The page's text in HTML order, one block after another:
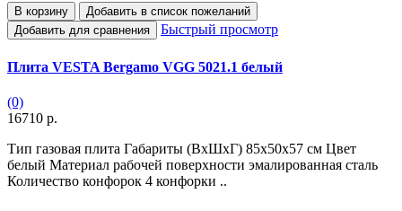
В корзину
Добавить в список пожеланий
Добавить для сравнения
Быстрый просмотр
Плита VESTA Bergamo VGG 5021.1 белый
(0)
16710 р.
Тип газовая плита Габариты (ВхШхГ) 85х50х57 см Цвет
белый Материал рабочей поверхности эмалированная сталь
Количество конфорок 4 конфорки ..